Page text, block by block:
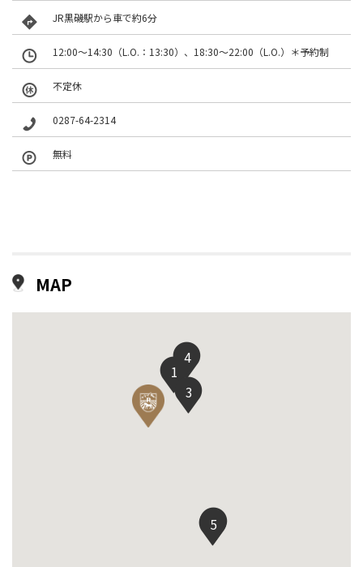
JR黒磯駅から車で約6分
12:00〜14:30（L.O.：13:30）、18:30〜22:00（L.O.）＊予約制
不定休
0287-64-2314
無料
MAP
1
2
3
4
5